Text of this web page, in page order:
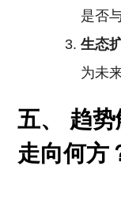
是否
生态
为未
五、 趋
走向何方